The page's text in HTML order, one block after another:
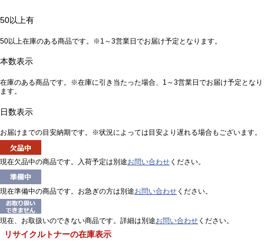
50以上有
50以上在庫のある商品です。※1～3営業日でお届け予定となります。
本数表示
在庫のある商品です。※在庫に引き当たった場合、1～3営業日でお届け予定となり
ます。
日数表示
お届けまでの目安納期です。※状況によっては目安より遅れる場合もございます。
現在欠品中の商品です。入荷予定は別途お問い合わせ ください。
現在準備中の商品です。お急ぎの方は別途お問い合わせ ください。
現在、お取扱いのできない商品です。詳細は別途お問い合わせ ください。
リサイクルトナーの在庫表示